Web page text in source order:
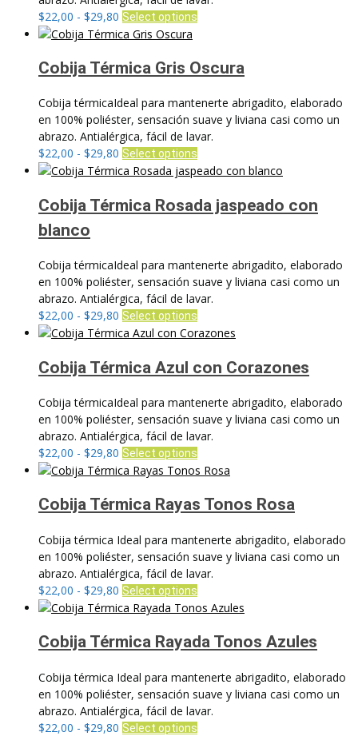
elegir
en
de
$22,00 - $29,80 Rango
de
desde
hasta
$29,80
Select optionsEste
múltiples
Las
opciones
se
pueden
elegir
la
página
Cobija Térmica Gris Oscura
Cobija térmicaIdeal para mantenerte abrigadito, elaborado
en 100% poliéster, sensación suave y liviana casi como un
abrazo. Antialérgica, fácil de lavar.
$22,00 - $29,80 Rango
de
desde
Select options
producto
múltiples
se
pueden
elegir
en
la
de
Cobija Térmica Rosada jaspeado con
blanco
Cobija térmicaIdeal para mantenerte abrigadito, elaborado
en 100% poliéster, sensación suave y liviana casi como un
abrazo. Antialérgica, fácil de lavar.
$22,00 - $29,80 Rango
de
desde
hasta
$29,80
Select options
producto
múltiples
Las
opciones
se
pueden
elegir
la
página
producto
Cobija Térmica Azul con Corazones
Cobija térmicaIdeal para mantenerte abrigadito, elaborado
en 100% poliéster, sensación suave y liviana casi como un
abrazo. Antialérgica, fácil de lavar.
$22,00 - $29,80 Rango
de
desde
hasta
$29,80
Select optionsEste
producto
múltiples
Las
opciones
se
pueden
elegir
la
página
producto
Cobija Térmica Rayas Tonos Rosa
Cobija térmica Ideal para mantenerte abrigadito, elaborado
en 100% poliéster, sensación suave y liviana casi como un
abrazo. Antialérgica, fácil de lavar.
$22,00 - $29,80 Rango
de
desde
hasta
$29,80
Select optionsEste
producto
múltiples
Las
opciones
se
pueden
Cobija Térmica Rayada Tonos Azules
Cobija térmica Ideal para mantenerte abrigadito, elaborado
en 100% poliéster, sensación suave y liviana casi como un
abrazo. Antialérgica, fácil de lavar.
$22,00 - $29,80 Rango
Select optionsEste